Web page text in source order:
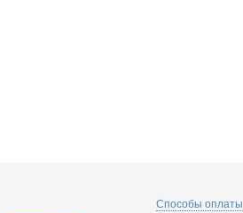
Способы оплаты